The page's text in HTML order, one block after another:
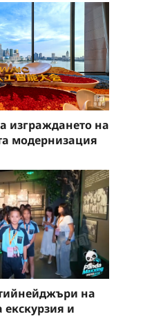
изграждането на
модернизация
на
екскурзия и